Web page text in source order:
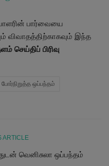
பார்வையை
விவாதத்திற்காகவும் இந்த
செய்திப் பிரிவு
ஒப்பந்தம்
ARTICLE
வெனிசுலா ஒப்பந்தம்